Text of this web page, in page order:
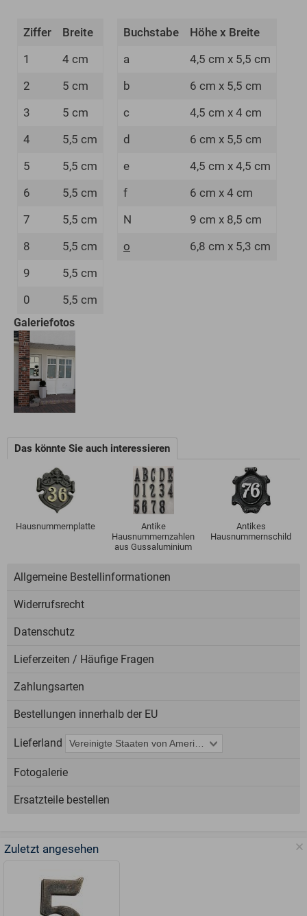
Ziffer
Breite
1
4 cm
2
5 cm
3
5 cm
4
5,5 cm
5
5,5 cm
6
5,5 cm
7
5,5 cm
8
5,5 cm
9
5,5 cm
0
5,5 cm
Buchstabe
Höhe x Breite
a
4,5 cm x 5,5 cm
b
6 cm x 5,5 cm
c
4,5 cm x 4 cm
d
6 cm x 5,5 cm
e
4,5 cm x 4,5 cm
f
6 cm x 4 cm
N
9 cm x 8,5 cm
o
6,8 cm x 5,3 cm
Galeriefotos
Das könnte Sie auch interessieren
Hausnummernplatte
Antike
Hausnummernzahlen
aus Gussaluminium
Antikes
Hausnummernschild
Allgemeine Bestellinformationen
Widerrufsrecht
Datenschutz
Lieferzeiten / Häufige Fragen
Zahlungsarten
Bestellungen innerhalb der EU
Lieferland
Fotogalerie
Ersatzteile bestellen
Zuletzt angesehen